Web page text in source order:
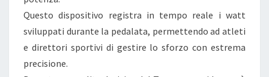
Questo dispositivo registra in tempo reale i watt
sviluppati durante la pedalata, permettendo ad atleti
e direttori sportivi di gestire lo sforzo con estrema
precisione.